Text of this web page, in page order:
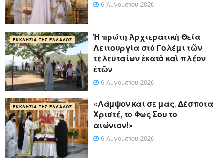
6 Αυγούστου 2026
ΕΚΚΛΗΣΊΑ ΤΗΣ ΕΛΛΆΔΟΣ
Ἡ πρώτη Ἀρχιερατικὴ Θεία
Λειτουργία στὸ Γολέμι τῶν
τελευταίων ἑκατὸ καὶ πλέον
ἐτῶν
6 Αυγούστου 2026
ΕΚΚΛΗΣΊΑ ΤΗΣ ΕΛΛΆΔΟΣ
«Λάμψον και σε μας, Δέσποτα
Χριστέ, το Φως Σου το
αιώνιον!»
6 Αυγούστου 2026